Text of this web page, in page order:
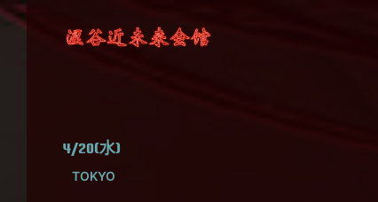
4/20(水)
TOKYO